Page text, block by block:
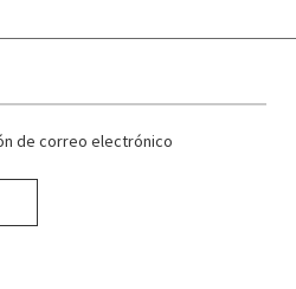
de correo electrónico